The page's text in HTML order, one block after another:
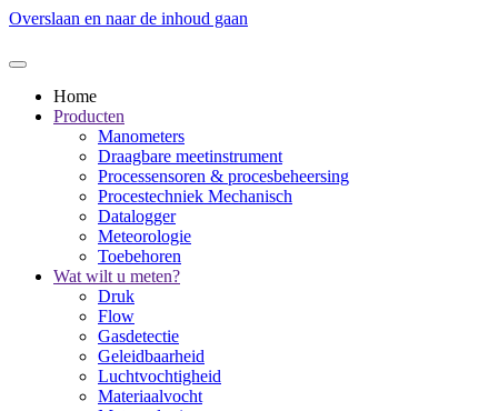
Overslaan en naar de inhoud gaan
Home
Producten
Manometers
Draagbare meetinstrument
Processensoren & procesbeheersing
Procestechniek Mechanisch
Datalogger
Meteorologie
Toebehoren
Wat wilt u meten?
Druk
Flow
Gasdetectie
Geleidbaarheid
Luchtvochtigheid
Materiaalvocht